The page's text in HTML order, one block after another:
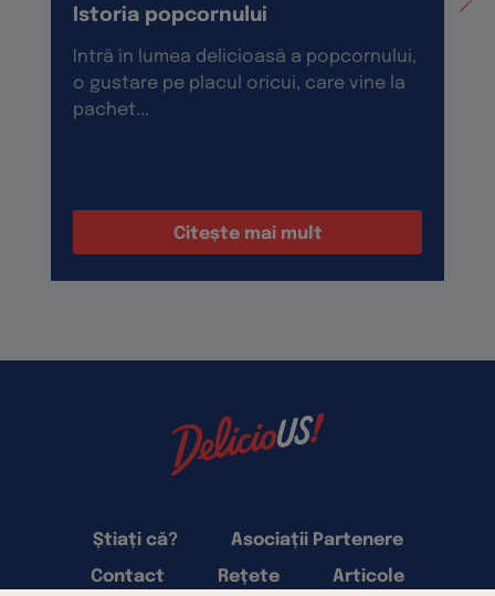
Istoria popcornului
Intră în lumea delicioasă a popcornului,
o gustare pe placul oricui, care vine la
pachet...
Citește mai mult
Articole
Rețete
Știați că?
Asociații Partenere
Contact